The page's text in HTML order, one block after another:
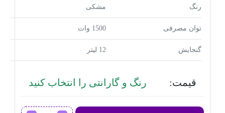
رنگ مشکی
توان مصرفی 1500 وات
گنجایش 12 لیتر
قیمت: رنگ و گارانتی را انتخاب کنید